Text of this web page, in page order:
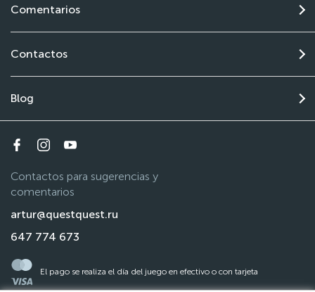
Comentarios
Contactos
Blog
Contactos para sugerencias y
comentarios
artur@questquest.ru
647 774 673
El pago se realiza el día del juego en efectivo o con tarjeta